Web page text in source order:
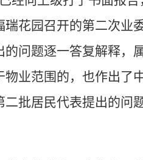
花园召开的第二次业
问题逐一答复解释，
业范围的，也作出了
批居民代表提出的问